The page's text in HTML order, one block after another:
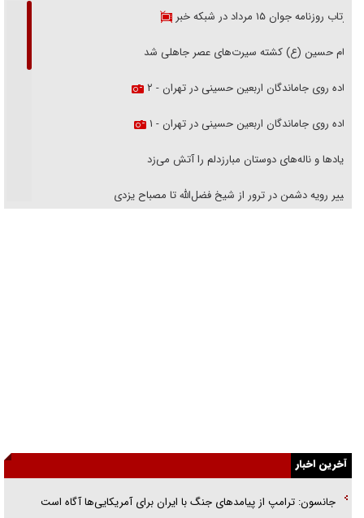
بازتاب روزنامه جوان ۱۵ مرداد در شبکه خبر
امام حسین (ع) کشته سیرت‌های عصر جاهلی شد
پیاده روی جاماندگان اربعین حسینی در تهران - ۲
پیاده روی جاماندگان اربعین حسینی در تهران - ۱
فریاد‌ها و ناله‌های دوستان مبارزدلم را آتش می‌زد
تغییر رویه دشمن در ترور از شیخ فضل‌الله تا مصباح یزدی
جزئیات شکنجه‌هایم فراتر از آن است که در بیان بگنجد!
گزارش «جوان» از قوانین سخت‌گیرانه ۶ قاره در برابر یورش به پاسگاه‌های
آخرین اخبار
جانسون: ترامپ از پیامد‌های جنگ با ایران برای آمریکایی‌ها آگاه است